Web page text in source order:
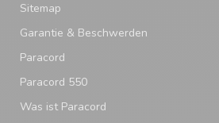
Sitemap
Garantie & Beschwerden
Paracord
Paracord 550
Was ist Paracord